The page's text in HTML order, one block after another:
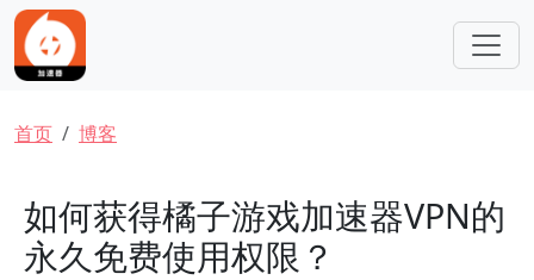
跳转到主要内容
面包屑
首页 博客
如何获得橘子游戏加速器VPN的
永久免费使用权限？